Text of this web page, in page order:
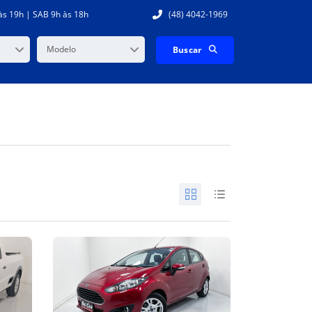
19h | SAB 9h às 18h (48) 4042-1969
Modelo Buscar